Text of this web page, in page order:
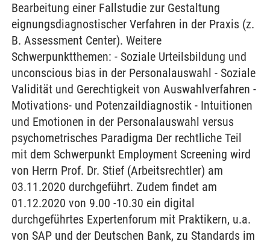
Bearbeitung einer Fallstudie zur Gestaltung
eignungsdiagnostischer Verfahren in der Praxis (z.
B. Assessment Center). Weitere
Schwerpunktthemen: - Soziale Urteilsbildung und
unconscious bias in der Personalauswahl - Soziale
Validität und Gerechtigkeit von Auswahlverfahren -
Motivations- und Potenzaildiagnostik - Intuitionen
und Emotionen in der Personalauswahl versus
psychometrisches Paradigma Der rechtliche Teil
mit dem Schwerpunkt Employment Screening wird
von Herrn Prof. Dr. Stief (Arbeitsrechtler) am
03.11.2020 durchgeführt. Zudem findet am
01.12.2020 von 9.00 -10.30 ein digital
durchgeführtes Expertenforum mit Praktikern, u.a.
von SAP und der Deutschen Bank, zu Standards im